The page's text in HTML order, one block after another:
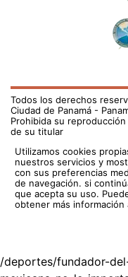
Todos los derechos
Ciudad de Panamá -
Prohibida su
de su titular
Utilizamos cookies
nuestros servicios y
con sus preferencias
de navegación. si
que acepta su uso.
obtener más información
/deportes/fundador-